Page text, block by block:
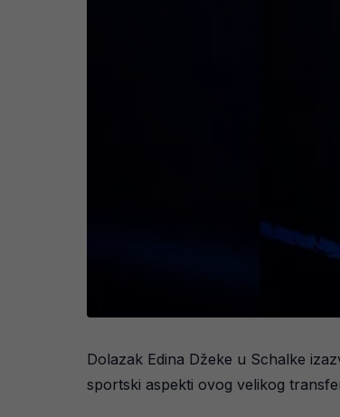
Dolazak Edina Džeke u Schalke
sportski aspekti ovog velikog